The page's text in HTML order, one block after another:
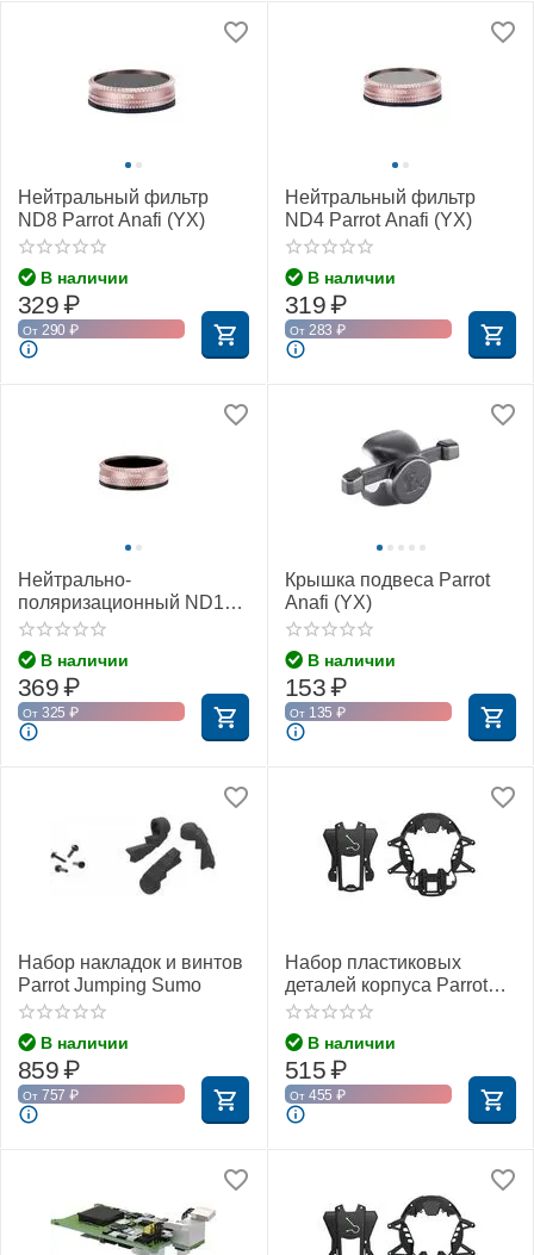
Нейтральный фильтр
ND8 Parrot Anafi (YX)
В наличии
329₽
От 290 ₽
Нейтральный фильтр
ND4 Parrot Anafi (YX)
В наличии
319₽
От 283 ₽
Нейтрально-
поляризационный ND16-
PL фильтр Parrot Anafi
(YX)
В наличии
369₽
От 325 ₽
Крышка подвеса Parrot
Anafi (YX)
В наличии
153₽
От 135 ₽
Набор накладок и винтов
Parrot Jumping Sumo
В наличии
859₽
От 757 ₽
Набор пластиковых
деталей корпуса Parrot
Jumping Sumo (белый)
В наличии
515₽
От 455 ₽